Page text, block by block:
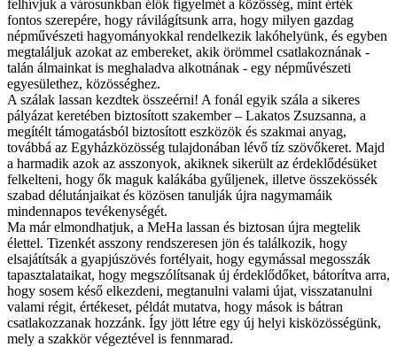
felhívjuk a városunkban élők figyelmét a közösség, mint érték
fontos szerepére, hogy rávilágítsunk arra, hogy milyen gazdag
népművészeti hagyományokkal rendelkezik lakóhelyünk, és egyben
megtaláljuk azokat az embereket, akik örömmel csatlakoznának -
talán álmainkat is meghaladva alkotnának - egy népművészeti
egyesülethez, közösséghez.
A szálak lassan kezdtek összeérni! A fonál egyik szála a sikeres
pályázat keretében biztosított szakember – Lakatos Zsuzsanna, a
megítélt támogatásból biztosított eszközök és szakmai anyag,
továbbá az Egyházközösség tulajdonában lévő tíz szövőkeret. Majd
a harmadik azok az asszonyok, akiknek sikerült az érdeklődésüket
felkelteni, hogy ők maguk kalákába gyűljenek, illetve összekössék
szabad délutánjaikat és közösen tanulják újra nagymamáik
mindennapos tevékenységét.
Ma már elmondhatjuk, a MeHa lassan és biztosan újra megtelik
élettel. Tizenkét asszony rendszeresen jön és találkozik, hogy
elsajátítsák a gyapjúszövés fortélyait, hogy egymással megosszák
tapasztalataikat, hogy megszólítsanak új érdeklődőket, bátorítva arra,
hogy sosem késő elkezdeni, megtanulni valami újat, visszatanulni
valami régit, értékeset, példát mutatva, hogy mások is bátran
csatlakozzanak hozzánk. Így jött létre egy új helyi kisközösségünk,
mely a szakkör végeztével is fennmarad.